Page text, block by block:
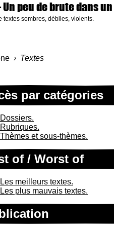
Un peu de brute dans
textes sombres, débiles, violents.
Textes
par catégories
Dossiers.
Rubriques.
Thèmes et sous-thèmes.
of / Worst of
Les meilleurs textes.
Les plus mauvais textes.